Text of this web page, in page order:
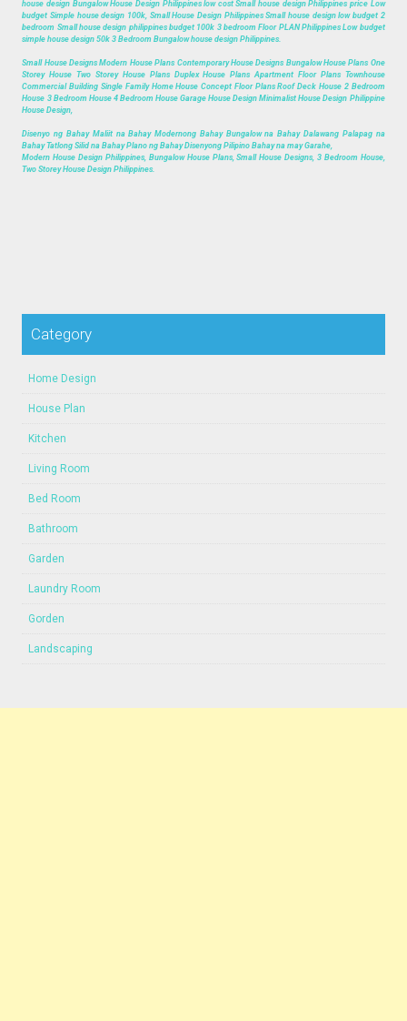
house design Bungalow House Design Philippines low cost Small house design Philippines price Low
budget Simple house design 100k, Small House Design Philippines Small house design low budget 2
bedroom Small house design philippines budget 100k 3 bedroom Floor PLAN Philippines Low budget
simple house design 50k 3 Bedroom Bungalow house design Philippines.
Small House Designs Modern House Plans Contemporary House Designs Bungalow House Plans One
Storey House Two Storey House Plans Duplex House Plans Apartment Floor Plans Townhouse
Commercial Building Single Family Home House Concept Floor Plans Roof Deck House 2 Bedroom
House 3 Bedroom House 4 Bedroom House Garage House Design Minimalist House Design Philippine
House Design,
Disenyo ng Bahay Maliit na Bahay Modernong Bahay Bungalow na Bahay Dalawang Palapag na
Bahay Tatlong Silid na Bahay Plano ng Bahay Disenyong Pilipino Bahay na may Garahe,
Modern House Design Philippines, Bungalow House Plans, Small House Designs, 3 Bedroom House,
Two Storey House Design Philippines.
Category
Home Design
House Plan
Kitchen
Living Room
Bed Room
Bathroom
Garden
Laundry Room
Gorden
Landscaping